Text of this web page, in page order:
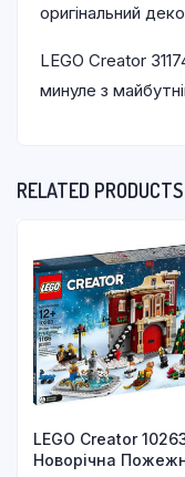
оригінальний
LEGO Creator
минуле з
RELATED PRODUCTS
LEGO Creator
Новорічна